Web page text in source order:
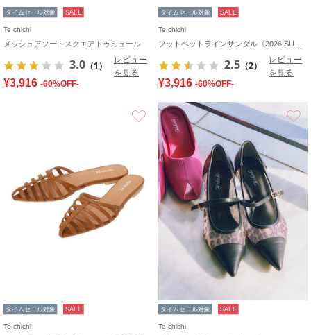
タイムセール対象 SALE
Te chichi
メッシュアソートスクエアトゥミュール
3.0 （1）
レビュー
を見る
¥3,916 -60%OFF-
タイムセール対象 SALE
Te chichi
2.5 （2）
レビュー
を見る
¥3,916 -60%OFF-
お気に入り
タイムセール対象 SALE
Te chichi
タイムセール対象 SALE
Te chichi